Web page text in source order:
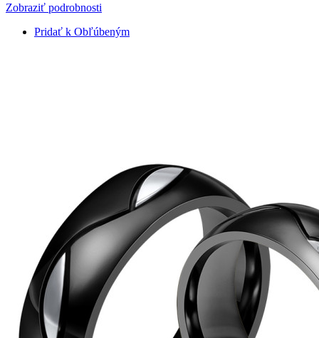
Zobraziť podrobnosti
Pridať k Obľúbeným